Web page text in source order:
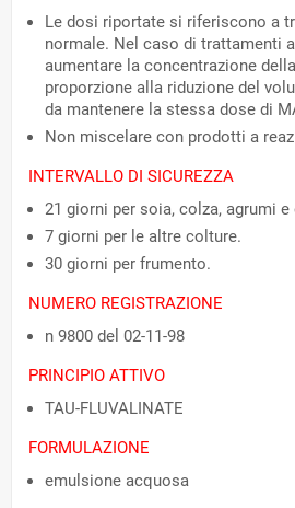
Le dosi riportate si riferiscono a
normale. Nel caso di trattamenti
aumentare la concentrazione
proporzione alla riduzione del
da mantenere la stessa dose di
Non miscelare con prodotti a
INTERVALLO DI SICUREZZA
21 giorni per soia, colza, agrumi
7 giorni per le altre colture.
30 giorni per frumento.
NUMERO REGISTRAZIONE
n 9800 del 02-11-98
PRINCIPIO ATTIVO
TAU-FLUVALINATE
FORMULAZIONE
emulsione acquosa